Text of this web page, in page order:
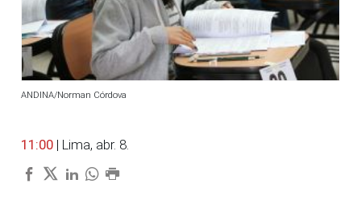
ANDINA/Norman Córdova
11:00 | Lima, abr. 8.